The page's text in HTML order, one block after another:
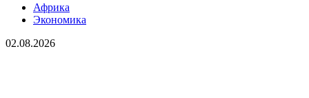
Африка
Экономика
02.08.2026